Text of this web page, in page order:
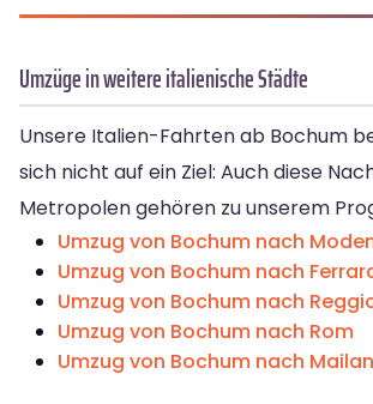
Umzüge in weitere italienische Städte
Unsere Italien-Fahrten ab Bochum
sich nicht auf ein Ziel: Auch diese
Metropolen gehören zu unserem
Umzug von Bochum nach
Umzug von Bochum nach
Umzug von Bochum nach
Umzug von Bochum nach Rom
Umzug von Bochum nach